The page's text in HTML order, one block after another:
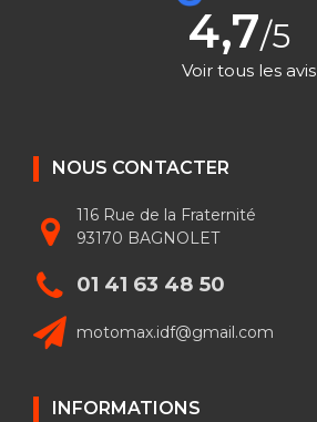
4,7/5
Voir tous les avis
NOUS CONTACTER
116 Rue de la Fraternité
93170 BAGNOLET
01 41 63 48 50
motomax.idf@gmail.com
INFORMATIONS